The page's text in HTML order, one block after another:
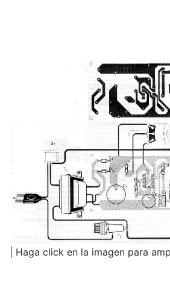
| Haga click en la imagen para